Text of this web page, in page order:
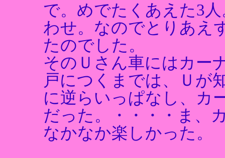
で。めでたくあえた3
わせ。なのでとりあえ
たのでした。
そのＵさん車にはカー
戸につくまでは、Ｕが
に逆らいっぱなし、カ
だった。・・・・ま、
なかなか楽しかった。